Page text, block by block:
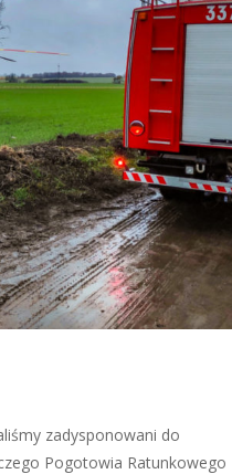
zadysponowani do
Pogotowia Ratunkowego